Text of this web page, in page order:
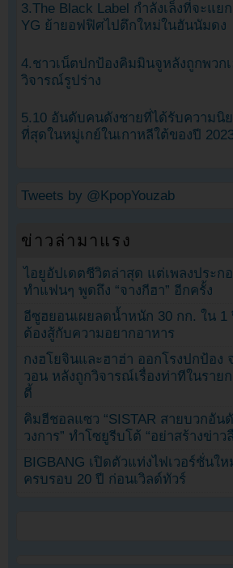
3.The Black Label กำลังเล็งที่จะแย
YG ย้ายอฟฟิศไปตึกใหม่ในฮันนัมดง
4.ชาวเน็ตปกป้องคิมมินจูหลังถูกพวกเ
วิจารณ์รูปร่าง
5.10 อันดับคนดังชายที่ได้รับความนิ
ที่สุดในหมู่เกย์ในเกาหลีใต้ของปี
Tweets by @KpopYouzab
ข่าวล่ามาแรง
ไอยูอัปเดตชีวิตล่าสุด แต่เพลงประก
ทำแฟนๆ พูดถึง “จางกีฮา” อีกครั้ง
อีซูฮยอนเผยลดน้ำหนัก 30 กก. ใน 1
ต้องสู้กับความอยากอาหาร
กงฮโยจินและฮาฮ่า ออกโรงปกป้อง
วอน หลังถูกวิจารณ์เรื่องท่าทีในรายก
ตี้
คิมฮีชอลแซว “SISTAR สายบวกอัน
วงการ” ทำโซยูรีบโต้ “อย่าสร้างข่าว
BIGBANG เปิดตัวแท่งไฟเวอร์ชั่นใ
ครบรอบ 20 ปี ก่อนเวิลด์ทัวร์